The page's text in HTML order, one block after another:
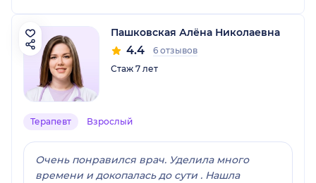
Пашковская Алёна Николаевна
4.4
6 отзывов
Стаж 7 лет
Терапевт Взрослый
Очень понравился врач. Уделила много
времени и докопалась до сути . Нашла